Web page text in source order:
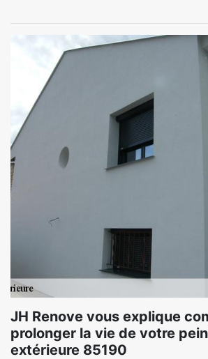
JH Renove vous explique
prolonger la vie de votre
extérieure 85190